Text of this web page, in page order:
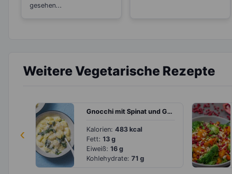
gesehen...
Weitere Vegetarische Rezepte
‹
Gnocchi mit Spinat und Gorgonzola
Kalorien: 483 kcal
Fett: 13 g
Eiweiß: 16 g
Kohlehydrate: 71 g